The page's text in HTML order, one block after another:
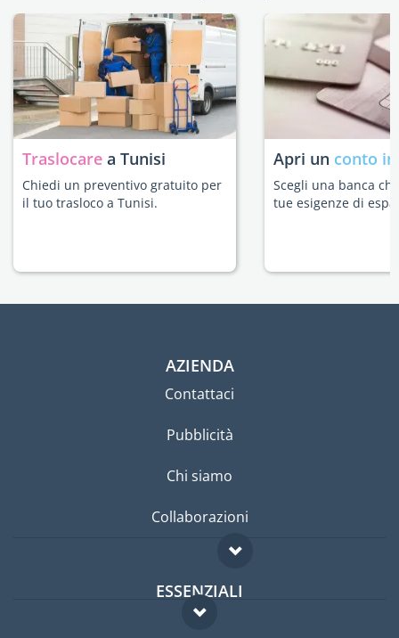
Traslocare a Tunisi
Chiedi un preventivo gratuito per
il tuo trasloco a Tunisi.
Apri un conto
Scegli una banca
tue esigenze di
AZIENDA
Contattaci
Pubblicità
Chi siamo
Collaborazioni
ESSENZIALI
Forum per expat